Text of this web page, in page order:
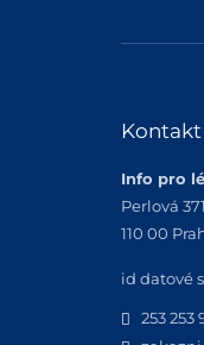
Kontakt
Info pro
Perlová
110 00
id datové
253 253